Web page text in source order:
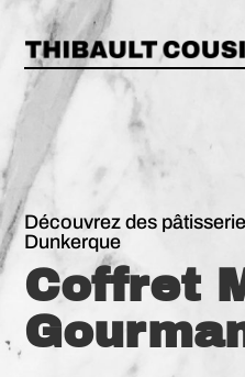
Découvrez des
Dunkerque
Coffret